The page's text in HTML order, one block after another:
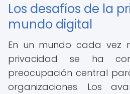
Los desafíos de la
mundo digital
En un mundo cada vez
privacidad se ha
preocupación central
organizaciones. Los